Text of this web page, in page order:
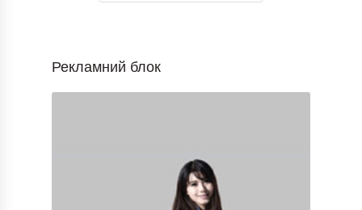
Рекламний блок